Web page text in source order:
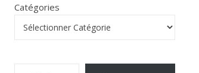
Catégories
Saisissez votre adresse e-mail…